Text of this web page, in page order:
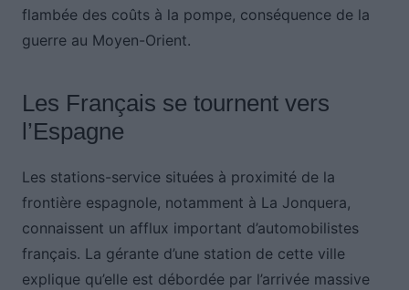
flambée des coûts à la pompe, conséquence de la
guerre au Moyen-Orient.
Les Français se tournent vers
l’Espagne
Les stations-service situées à proximité de la
frontière espagnole, notamment à La Jonquera,
connaissent un afflux important d’automobilistes
français. La gérante d’une station de cette ville
explique qu’elle est débordée par l’arrivée massive